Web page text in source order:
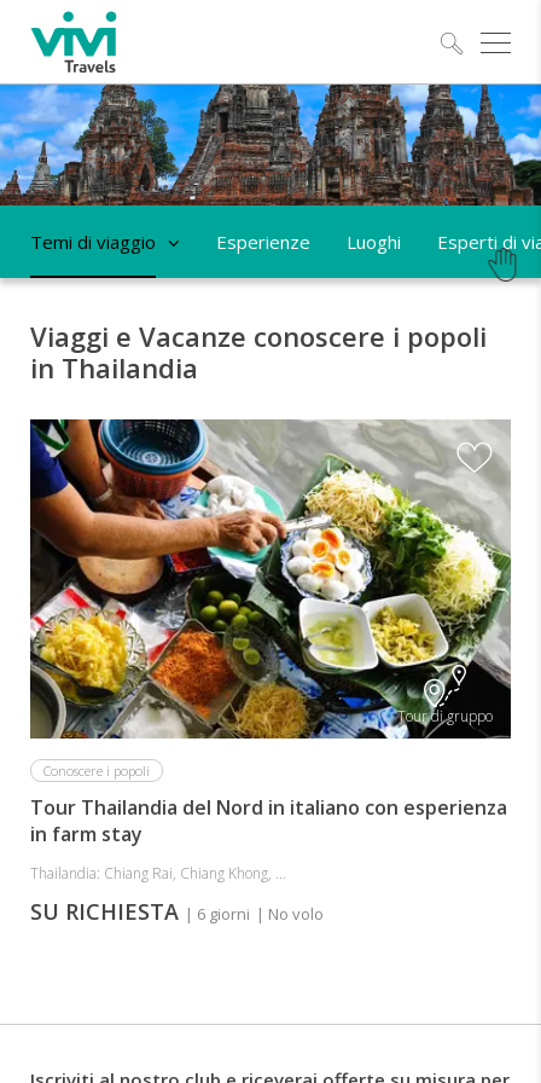
Temi di viaggio Esperienze Luoghi Esperti di
Viaggi e Vacanze conoscere i popoli
in Thailandia
Tour di gruppo
Conoscere i popoli
Tour Thailandia del Nord in italiano con esperienza
in farm stay
Thailandia: Chiang Rai, Chiang Khong, ...
SU RICHIESTA | 6 giorni | No volo